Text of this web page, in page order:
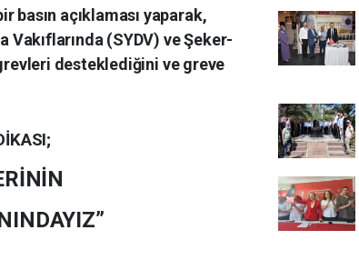
basın açıklaması yaparak,
Vakıflarında (SYDV) ve Şeker-
grevleri desteklediğini ve greve